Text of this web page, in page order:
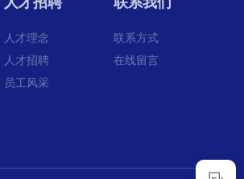
人才理念
人才招聘
员工风采
联系方式
在线留言